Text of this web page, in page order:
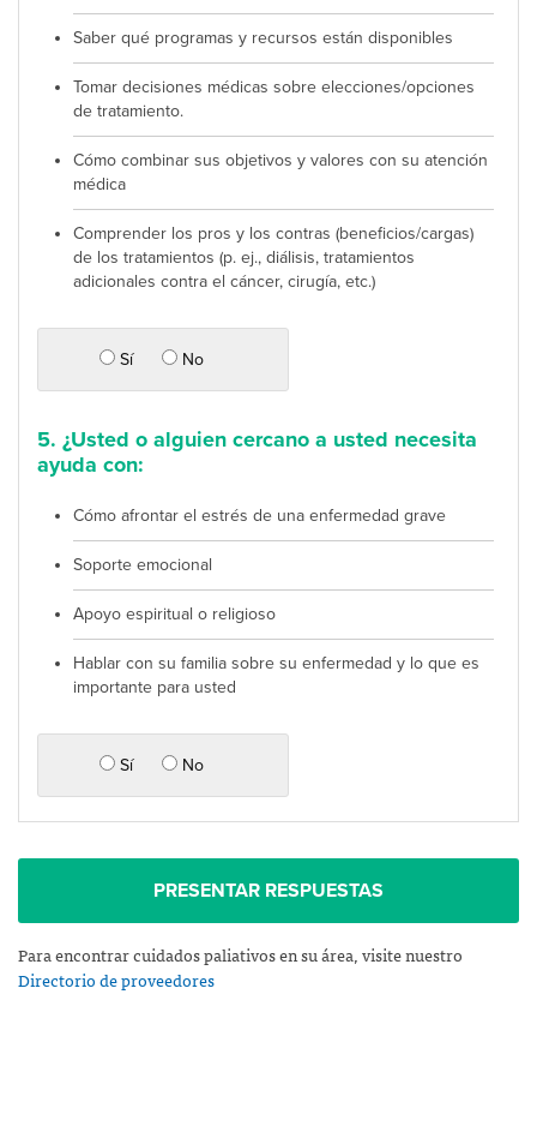
Saber qué programas y recursos están disponibles
Tomar decisiones médicas sobre elecciones/opciones
de tratamiento.
Cómo combinar sus objetivos y valores con su atención
médica
Comprender los pros y los contras (beneficios/cargas)
de los tratamientos (p. ej., diálisis, tratamientos
adicionales contra el cáncer, cirugía, etc.)
Sí No
5. ¿Usted o alguien cercano a usted necesita
ayuda con:
Cómo afrontar el estrés de una enfermedad grave
Soporte emocional
Apoyo espiritual o religioso
Hablar con su familia sobre su enfermedad y lo que es
importante para usted
Sí No
PRESENTAR RESPUESTAS
Para encontrar cuidados paliativos en su área, visite nuestro
Directorio de proveedores